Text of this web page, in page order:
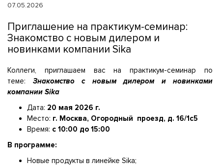
07.05.2026
Приглашение на практикум-семинар:
Знакомство с новым дилером и
новинками компании Sika
Коллеги, приглашаем вас на практикум-семинар по
теме: Знакомство с новым дилером и новинками
компании Sika
Дата: 20 мая 2026 г.
Место: г. Москва, Огородный проезд, д. 16/1с5
Время: с 10:00 до 15:00
В программе:
Новые продукты в линейке Sika;